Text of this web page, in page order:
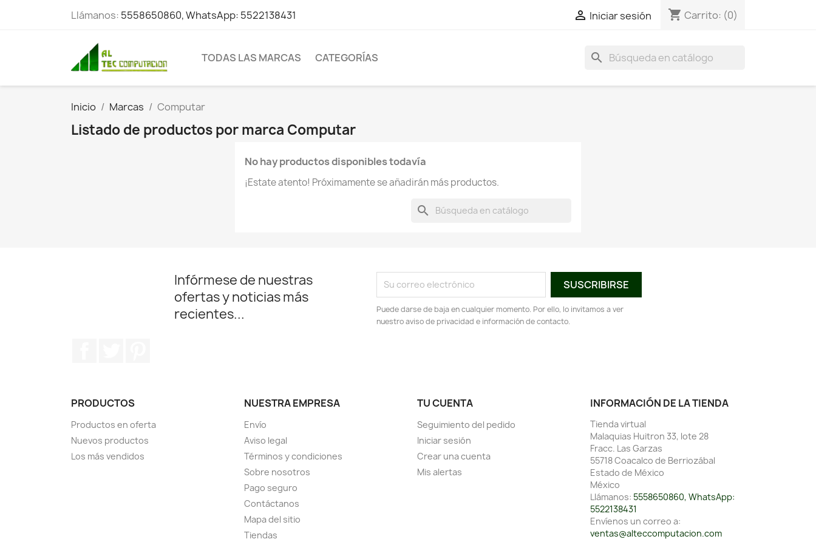
Llámanos: 5558650860, WhatsApp: 5522138431  Iniciar sesión shopping_cart Carrito: (0)
TODAS LAS MARCAS CATEGORÍAS search
Inicio Marcas Computar
Listado de productos por marca Computar
No hay productos disponibles todavía
¡Estate atento! Próximamente se añadirán más productos.
search
Infórmese de nuestras
ofertas y noticias más
recientes...
Puede darse de baja en cualquier momento. Por ello, lo invitamos a ver
nuestro aviso de privacidad e información de contacto.
PRODUCTOS
Productos en oferta
Nuevos productos
Los más vendidos
NUESTRA EMPRESA
Envío
Aviso legal
Términos y condiciones
Sobre nosotros
Pago seguro
Contáctanos
Mapa del sitio
Tiendas
TU CUENTA
Seguimiento del pedido
Iniciar sesión
Crear una cuenta
Mis alertas
INFORMACIÓN DE LA TIENDA
Tienda virtual
Malaquias Huitron 33, lote 28
Fracc. Las Garzas
55718 Coacalco de Berriozábal
Estado de México
México
Llámanos: 5558650860, WhatsApp:
5522138431
Envíenos un correo a:
ventas@alteccomputacion.com